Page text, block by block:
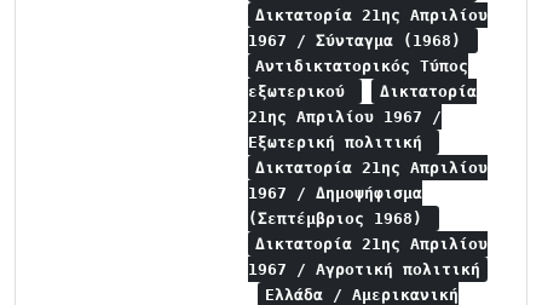
Δικτατορία 21ης Απριλίου
1967 / Σύνταγμα (1968)
Αντιδικτατορικός Τύπος
εξωτερικού
Δικτατορία
21ης Απριλίου 1967 /
Εξωτερική πολιτική
Δικτατορία 21ης Απριλίου
1967 / Δημοψήφισμα
(Σεπτέμβριος 1968)
Δικτατορία 21ης Απριλίου
1967 / Αγροτική πολιτική
Ελλάδα / Αμερικανική